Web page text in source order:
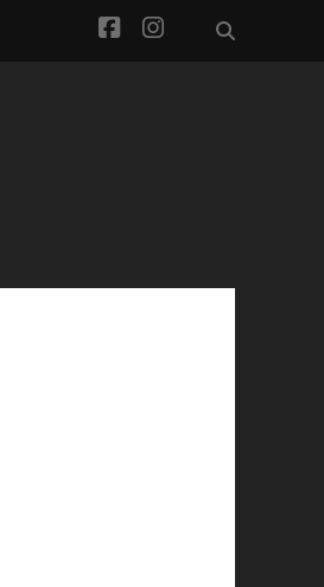
facebook
instagram